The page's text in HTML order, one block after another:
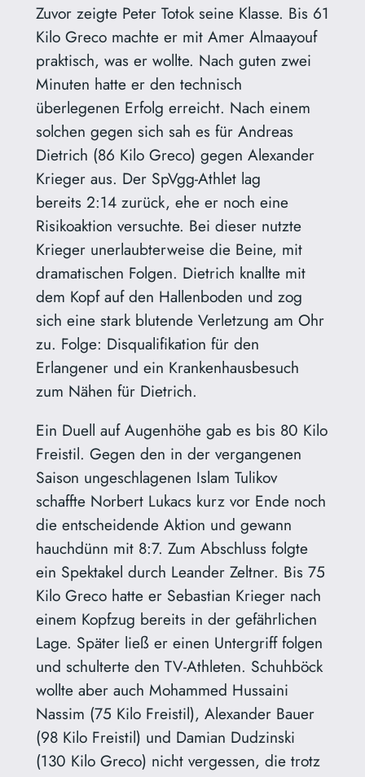
Zuvor zeigte Peter Totok seine Klasse. Bis 61
Kilo Greco machte er mit Amer Almaayouf
praktisch, was er wollte. Nach guten zwei
Minuten hatte er den technisch
überlegenen Erfolg erreicht. Nach einem
solchen gegen sich sah es für Andreas
Dietrich (86 Kilo Greco) gegen Alexander
Krieger aus. Der SpVgg-Athlet lag
bereits 2:14 zurück, ehe er noch eine
Risikoaktion versuchte. Bei dieser nutzte
Krieger unerlaubterweise die Beine, mit
dramatischen Folgen. Dietrich knallte mit
dem Kopf auf den Hallenboden und zog
sich eine stark blutende Verletzung am Ohr
zu. Folge: Disqualifikation für den
Erlangener und ein Krankenhausbesuch
zum Nähen für Dietrich.
Ein Duell auf Augenhöhe gab es bis 80 Kilo
Freistil. Gegen den in der vergangenen
Saison ungeschlagenen Islam Tulikov
schaffte Norbert Lukacs kurz vor Ende noch
die entscheidende Aktion und gewann
hauchdünn mit 8:7. Zum Abschluss folgte
ein Spektakel durch Leander Zeltner. Bis 75
Kilo Greco hatte er Sebastian Krieger nach
einem Kopfzug bereits in der gefährlichen
Lage. Später ließ er einen Untergriff folgen
und schulterte den TV-Athleten. Schuhböck
wollte aber auch Mohammed Hussaini
Nassim (75 Kilo Freistil), Alexander Bauer
(98 Kilo Freistil) und Damian Dudzinski
(130 Kilo Greco) nicht vergessen, die trotz